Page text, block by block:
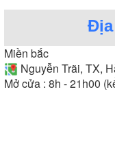
Miền bắc
Nguyễn Trãi, TX,
Mở cửa : 8h - 21h00